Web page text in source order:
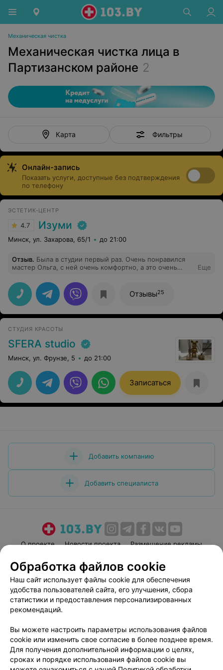
Механическая чистка
Механическая чистка лица в
Партизанском районе 2
Карта Фильтры
Онлайн-запись
Показать услуги, доступные без подтверждения
по телефону
ЭСТЕТИК-ЦЕНТР
4.7 Изуми
Минск, ул. Захарова, 65/1 до 21:00
Отзыв. Была в студии первый раз. Очень понравился
мастер Ольга, с ней очень комфортно, а это очень
было больно, здесь же процедура с гелем, прошла
очень комфортно и я была удивлена, что практически
безболезненно. В общем, было что сравнить. Спасибо
огромное, буду посещать дальше!
Еще
Отзывы25
СТУДИЯ КРАСОТЫ
SFERA studio
Минск, ул. Фрунзе, 5 до 21:00
Записаться
Добавить компанию
Добавить специалиста
О проекте Новости проекта
Размещение рекламы
Пользовательское соглашение
Способы оплаты
Вакансии
Партнеры
Написать руководителю 103.by
Персональные настройки cookie
Обработка персональных данных
Обработка файлов cookie
Наш сайт использует файлы cookie для обеспечения
удобства пользователей сайта, его улучшения, сбора
статистики и предоставления персонализированных
рекомендаций.
Вы можете настроить параметры использования файлов
cookie или изменить свое согласие в более позднее время.
Для получения дополнительной информации о целях,
сроках и порядке использования файлов cookie вы